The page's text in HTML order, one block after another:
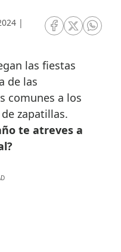
|
RRSS Facebook
RRSSRRSS
de las
comunes a los
zapatillas.
te atreves a